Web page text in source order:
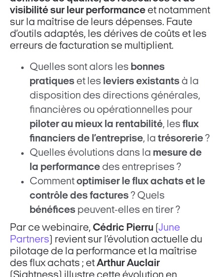
visibilité sur leur performanceet notamment
sur la maîtrise de leurs dépenses. Faute
d’outils adaptés, les dérives de coûts et les
erreurs de facturation se multiplient.
Quelles sont alors les bonnes
pratiqueset les leviers existantsà la
disposition des directions générales,
financières ou opérationnelles pour
piloter au mieux la rentabilité, lesflux
financiers de l’entreprise, latrésorerie?
Quelles évolutions dans la mesure de
la performancedes entreprises ?
Commentoptimiser le flux achats et le
contrôle des factures? Quels
bénéfices peuvent-elles en tirer ?
Par ce webinaire,Cédric Pierru (June
Partners ) revient sur l’évolution actuelle du
pilotage de la performance et la maîtrise
des flux achats ; etArthur Auclair